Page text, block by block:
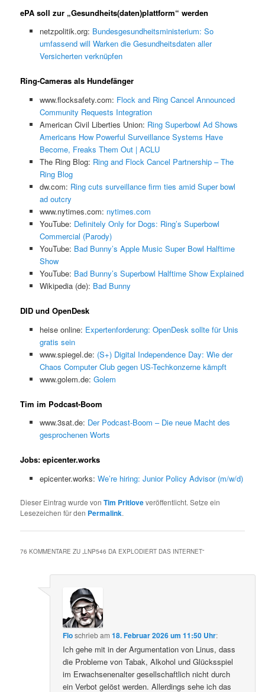
ePA soll zur „Gesundheits(daten)plattform“ werden
netzpolitik.org: Bundesgesundheitsministerium: So
umfassend will Warken die Gesundheitsdaten aller
Versicherten verknüpfen
Ring-Cameras als Hundefänger
www.flocksafety.com: Flock and Ring Cancel Announced
Community Requests Integration
American Civil Liberties Union: Ring Superbowl Ad Shows
Americans How Powerful Surveillance Systems Have
Become, Freaks Them Out | ACLU
The Ring Blog: Ring and Flock Cancel Partnership – The
Ring Blog
dw.com: Ring cuts surveillance firm ties amid Super bowl
ad outcry
www.nytimes.com: nytimes.com
YouTube: Definitely Only for Dogs: Ring’s Superbowl
Commercial (Parody)
YouTube: Bad Bunny’s Apple Music Super Bowl Halftime
Show
YouTube: Bad Bunny’s Superbowl Halftime Show Explained
Wikipedia (de): Bad Bunny
DID und OpenDesk
heise online: Expertenforderung: OpenDesk sollte für Unis
gratis sein
www.spiegel.de: (S+) Digital Independence Day: Wie der
Chaos Computer Club gegen US-Techkonzerne kämpft
www.golem.de: Golem
Tim im Podcast-Boom
www.3sat.de: Der Podcast-Boom – Die neue Macht des
gesprochenen Worts
Jobs: epicenter.works
epicenter.works: We’re hiring: Junior Policy Advisor (m/w/d)
Dieser Eintrag wurde vonTim Pritloveveröffentlicht. Setze ein
Lesezeichen für den Permalink.
76 KOMMENTARE ZU „LNP546 DA EXPLODIERT DAS INTERNET“
Floschriebam18. Februar 2026 um 11:50 Uhr:
Ich gehe mit in der Argumentation von Linus, dass
die Probleme von Tabak, Alkohol und Glücksspiel
im Erwachsenenalter gesellschaftlich nicht durch
ein Verbot gelöst werden. Allerdings sehe ich das